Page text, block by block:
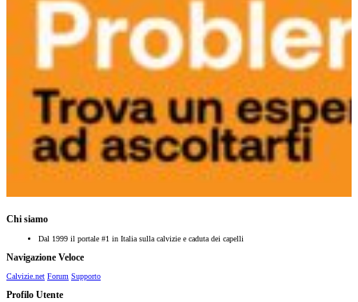
Chi siamo
Dal 1999 il portale #1 in Italia sulla calvizie e caduta dei capelli
Navigazione Veloce
Calvizie.net Forum Supporto
Profilo Utente